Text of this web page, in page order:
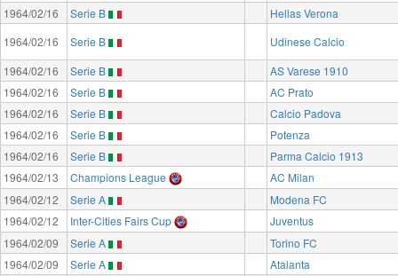
1964/02/16
Serie B
Hellas Verona
1964/02/16
Serie B
Udinese Calcio
1964/02/16
Serie B
AS Varese 1910
1964/02/16
Serie B
AC Prato
1964/02/16
Serie B
Calcio Padova
1964/02/16
Serie B
Potenza
1964/02/16
Serie B
Parma Calcio 1913
1964/02/13
Champions League
AC Milan
1964/02/12
Serie A
Modena FC
1964/02/12
Inter-Cities Fairs Cup
Juventus
1964/02/09
Serie A
Torino FC
1964/02/09
Serie A
Atalanta